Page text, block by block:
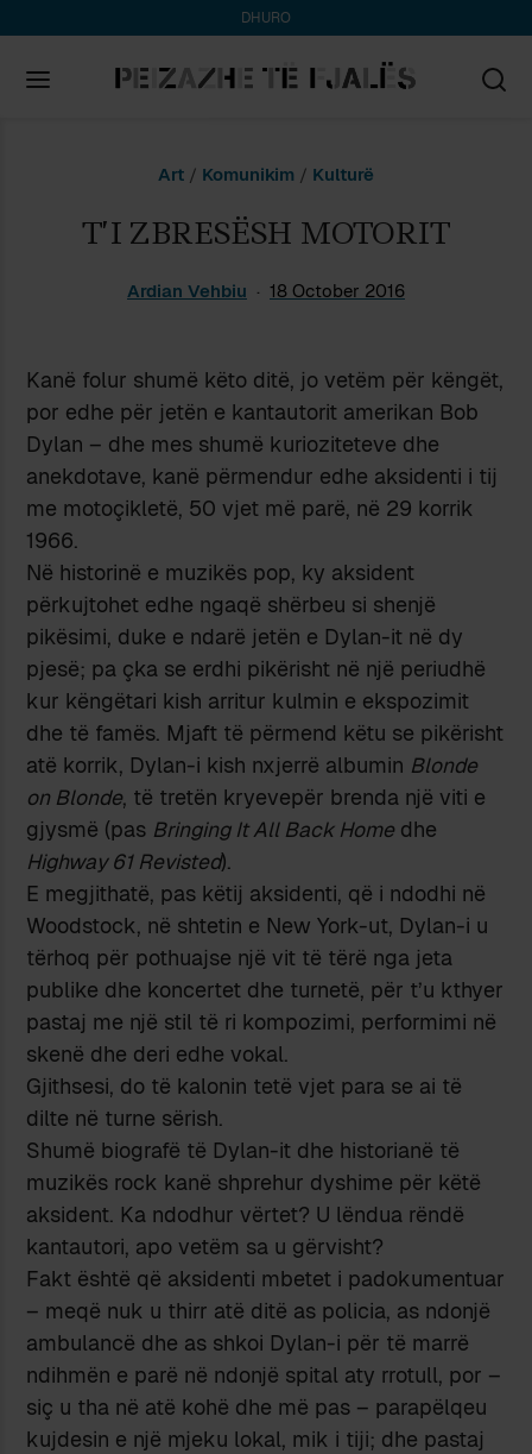
DHURO
Art / Komunikim / Kulturë
T’I ZBRESËSH MOTORIT
Ardian Vehbiu 18 October 2016
Kanë folur shumë këto ditë, jo vetëm për këngët,
por edhe për jetën e kantautorit amerikan Bob
Dylan – dhe mes shumë kurioziteteve dhe
anekdotave, kanë përmendur edhe aksidenti i tij
me motoçikletë, 50 vjet më parë, në 29 korrik
1966.
Në historinë e muzikës pop, ky aksident
përkujtohet edhe ngaqë shërbeu si shenjë
pikësimi, duke e ndarë jetën e Dylan-it në dy
pjesë; pa çka se erdhi pikërisht në një periudhë
kur këngëtari kish arritur kulmin e ekspozimit
dhe të famës. Mjaft të përmend këtu se pikërisht
atë korrik, Dylan-i kish nxjerrë albumin Blonde
on Blonde, të tretën kryevepër brenda një viti e
gjysmë (pas Bringing It All Back Home dhe
Highway 61 Revisted).
E megjithatë, pas këtij aksidenti, që i ndodhi në
Woodstock, në shtetin e New York-ut, Dylan-i u
tërhoq për pothuajse një vit të tërë nga jeta
publike dhe koncertet dhe turnetë, për t’u kthyer
pastaj me një stil të ri kompozimi, performimi në
skenë dhe deri edhe vokal.
Gjithsesi, do të kalonin tetë vjet para se ai të
dilte në turne sërish.
Shumë biografë të Dylan-it dhe historianë të
muzikës rock kanë shprehur dyshime për këtë
aksident. Ka ndodhur vërtet? U lëndua rëndë
kantautori, apo vetëm sa u gërvisht?
Fakt është që aksidenti mbetet i padokumentuar
– meqë nuk u thirr atë ditë as policia, as ndonjë
ambulancë dhe as shkoi Dylan-i për të marrë
ndihmën e parë në ndonjë spital aty rrotull, por –
siç u tha në atë kohë dhe më pas – parapëlqeu
kujdesin e një mjeku lokal, mik i tiji; dhe pastaj